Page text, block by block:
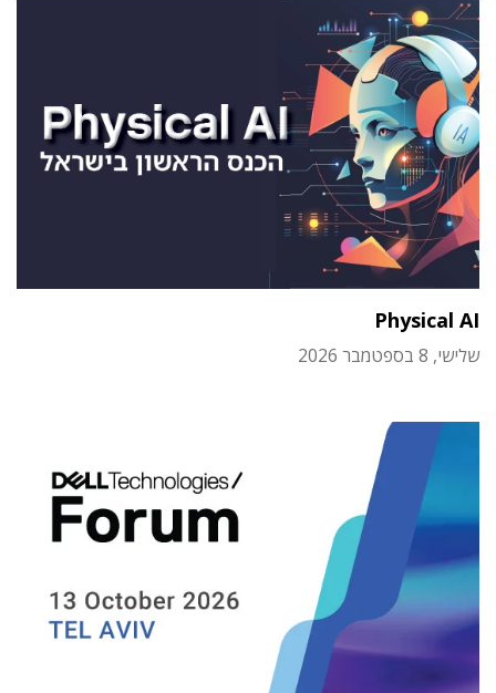
Physical AI
שלישי, 8 בספטמבר 2026